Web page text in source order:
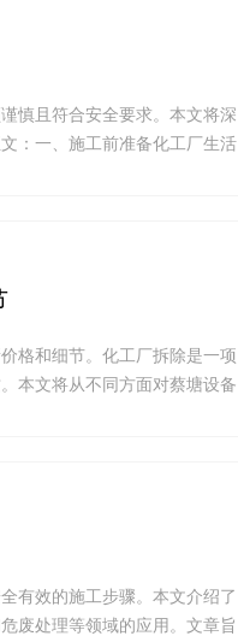
慎且符合安全要求。本文将深
：一、施工前准备化工厂生活
格和细节。化工厂拆除是一项
本文将从不同方面对蔡塘设备
有效的施工步骤。本文介绍了
废处理等领域的应用。文章旨